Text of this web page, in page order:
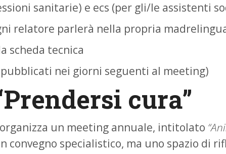
sanitarie) e ecs (per gli/le assistenti
relatore parlerà nella propria
scheda tecnica
nei giorni seguenti al meeting)
cura”
organizza un meeting annuale, intitolato
specialistico, ma uno spazio di